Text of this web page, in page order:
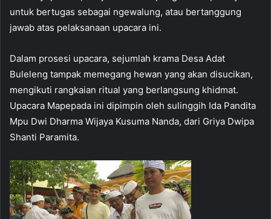
untuk bertugas sebagai ngewalung, atau bertanggung
jawab atas pelaksanaan upacara ini.
Dalam prosesi upacara, sejumlah krama Desa Adat
Buleleng tampak memegang hewan yang akan disucikan,
mengikuti rangkaian ritual yang berlangsung khidmat.
Upacara Mapepada ini dipimpin oleh sulinggih Ida Pandita
Mpu Dwi Dharma Wijaya Kusuma Nanda, dari Griya Dwipa
Shanti Paramita.